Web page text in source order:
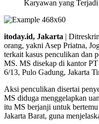
itoday.id, Jakarta |
orang, yakni Asep Priatna,
terkait kasus penculikan dan
MS. MS disekap di kantor
6/13, Pulo Gadung, Jakarta
Aksi penculikan disertai
MS diduga menggelapkan
itu MS berjanji untuk
Jakarta Barat, guna